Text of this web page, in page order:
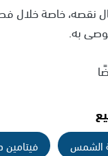
نقصه، خاصة خلال
به.
الشمس فيتامين